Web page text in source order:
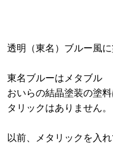
透明（東名）ブルー風
東名ブルーはメタブル
おいらの結晶塗装の塗
タリックはありません。
以前、メタリックを入